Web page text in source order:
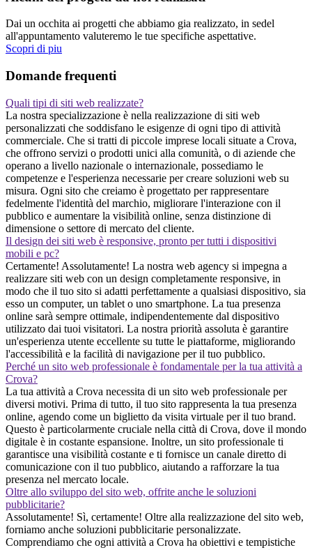
Dai un occhita ai progetti che abbiamo gia realizzato, in sedel
all'appuntamento valuteremo le tue specifiche aspettative.
Scopri di piu
Domande frequenti
Quali tipi di siti web realizzate?
La nostra specializzazione è nella realizzazione di siti web
personalizzati che soddisfano le esigenze di ogni tipo di attività
commerciale. Che si tratti di piccole imprese locali situate a Crova,
che offrono servizi o prodotti unici alla comunità, o di aziende che
operano a livello nazionale o internazionale, possediamo le
competenze e l'esperienza necessarie per creare soluzioni web su
misura. Ogni sito che creiamo è progettato per rappresentare
fedelmente l'identità del marchio, migliorare l'interazione con il
pubblico e aumentare la visibilità online, senza distinzione di
dimensione o settore di mercato del cliente.
Il design dei siti web è responsive, pronto per tutti i dispositivi
mobili e pc?
Certamente! Assolutamente! La nostra web agency si impegna a
realizzare siti web con un design completamente responsive, in
modo che il tuo sito si adatti perfettamente a qualsiasi dispositivo, sia
esso un computer, un tablet o uno smartphone. La tua presenza
online sarà sempre ottimale, indipendentemente dal dispositivo
utilizzato dai tuoi visitatori. La nostra priorità assoluta è garantire
un'esperienza utente eccellente su tutte le piattaforme, migliorando
l'accessibilità e la facilità di navigazione per il tuo pubblico.
Perché un sito web professionale è fondamentale per la tua attività a
Crova?
La tua attività a Crova necessita di un sito web professionale per
diversi motivi. Prima di tutto, il tuo sito rappresenta la tua presenza
online, agendo come un biglietto da visita virtuale per il tuo brand.
Questo è particolarmente cruciale nella città di Crova, dove il mondo
digitale è in costante espansione. Inoltre, un sito professionale ti
garantisce una visibilità costante e ti fornisce un canale diretto di
comunicazione con il tuo pubblico, aiutando a rafforzare la tua
presenza nel mercato locale.
Oltre allo sviluppo del sito web, offrite anche le soluzioni
pubblicitarie?
Assolutamente! Sì, certamente! Oltre alla realizzazione del sito web,
forniamo anche soluzioni pubblicitarie personalizzate.
Comprendiamo che ogni attività a Crova ha obiettivi e tempistiche